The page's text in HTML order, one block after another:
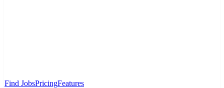
Find JobsPricingFeatures